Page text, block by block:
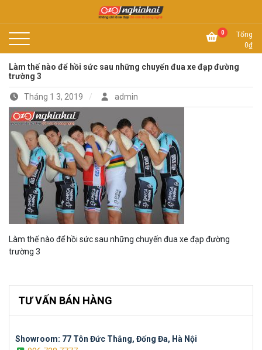
Xe đạp Nhật Nghĩa Hải 0
Tổng
0₫
Làm thế nào để hồi sức sau những chuyến đua xe đạp đường
trường 3
Tháng 1 3, 2019 admin
Làm thế nào để hồi sức sau những chuyến đua xe đạp đường
trường 3
TƯ VẤN BÁN HÀNG
Showroom: 77 Tôn Đức Thắng, Đống Đa, Hà Nội